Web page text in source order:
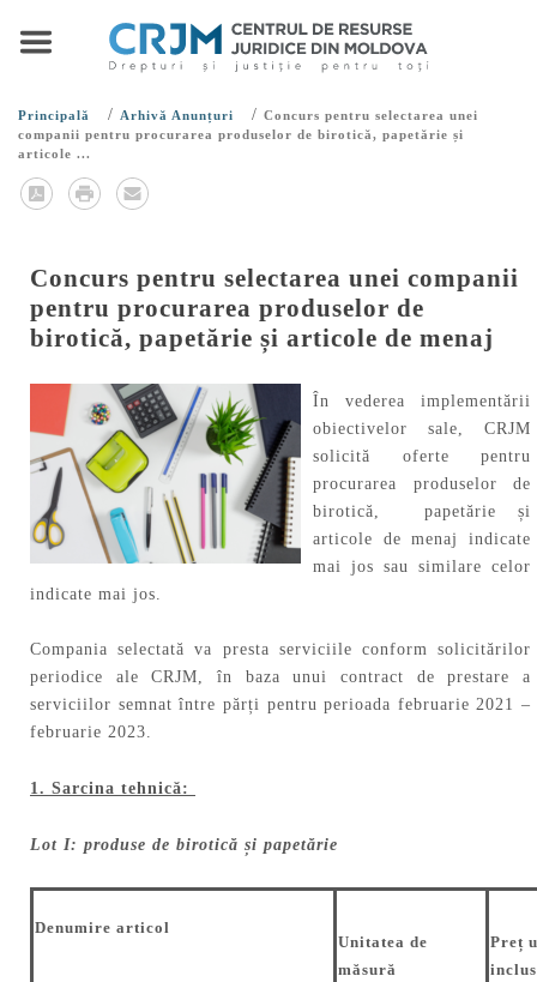
Principală / Arhivă Anunțuri / Concurs pentru selectarea unei
companii pentru procurarea produselor de birotică, papetărie și
articole ...
Concurs pentru selectarea unei companii
pentru procurarea produselor de
birotică, papetărie și articole de menaj
În vederea implementării
obiectivelor sale, CRJM
solicită oferte pentru
procurarea produselor de
birotică, papetărie și
articole de menaj indicate
mai jos sau similare celor
indicate mai jos.
Compania selectată va presta serviciile conform solicitărilor
periodice ale CRJM, în baza unui contract de prestare a
serviciilor semnat între părți pentru perioada februarie 2021 –
februarie 2023.
1. Sarcina tehnică:
Lot I: produse de birotică și papetărie
Denumire articol
Unitatea de
măsură
Preț